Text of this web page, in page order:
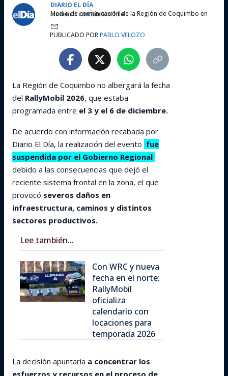
DIARIO EL DÍA
Medio de comunicación de la Región de Coquimbo en convenio con BioBioChile
PUBLICADO PORPABLO VELOZO
La Región de Coquimbo no albergará la fecha
del RallyMobil 2026, que estaba
programada entre el 3 y el 6 de diciembre.
De acuerdo con información recabada por
Diario El Día, la realización del evento fue
suspendida por el Gobierno Regional
debido a las consecuencias que dejó el
reciente sistema frontal en la zona, el que
provocó severos daños en
infraestructura, caminos y distintos
sectores productivos.
Lee también...
Con WRC y nueva
fecha en el norte:
RallyMobil
oficializa
calendario con
locaciones para
temporada 2026
La decisión apuntaría a concentrar los
esfuerzos y recursos en el proceso de